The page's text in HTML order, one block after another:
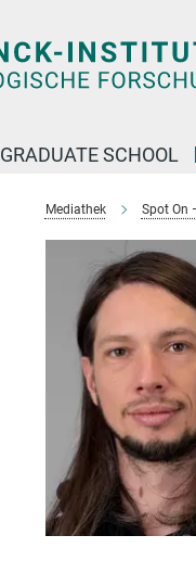
GRADUATE SCHOOL
Mediathek Spot On